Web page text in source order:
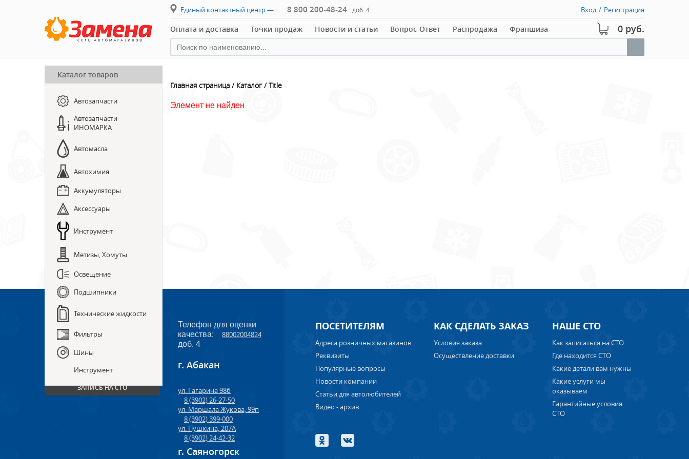
Единый контактный центр — 8 800 200-48-24 доб. 4 Вход / Регистрация
Оплата и доставка Точки продаж Новости и статьи Вопрос-Ответ Распродажа Франшиза 0 руб.
ПРЕДЗАКАЗ ЗАПЧАСТЕЙ
ЗАПИСЬ НА СТО
Каталог товаров
Автозапчасти
Автозапчасти
ИНОМАРКА
Автомасла
Автохимия
Аккумуляторы
Аксессуары
Инструмент
Метизы, Хомуты
Освещение
Подшипники
Технические жидкости
Фильтры
Шины
Инструмент
Главная страница Каталог Title
Элемент не найден
ПРЕДЗАКАЗ ЗАПЧАСТЕЙ
ЗАПИСЬ НА СТО
Телефон для оценки
качества:
88002004824
доб. 4
г. Абакан
ул. Гагарина 98б
8 (3902) 26-27-50
ул. Маршала Жукова, 99п
8 (3902) 399-000
ул. Пушкина, 207А
8 (3902) 24-42-32
г. Саяногорск
ПОСЕТИТЕЛЯМ
Адреса розничных магазинов
Реквизиты
Популярные вопросы
Новости компании
Статьи для автолюбителей
Видео - архив
КАК СДЕЛАТЬ ЗАКАЗ
Условия заказа
Осуществление доставки
НАШЕ СТО
Как записаться на СТО
Где находится СТО
Какие детали вам нужны
Какие услуги мы
оказываем
Гарантийные условия
СТО